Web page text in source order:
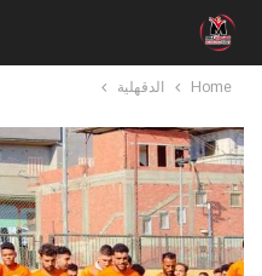
Home الدقهلية